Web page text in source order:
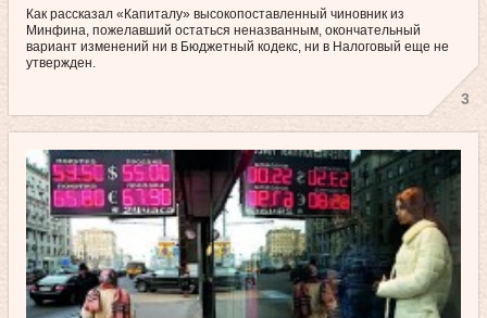
Как рассказал «Капиталу» высокопоставленный чиновник из
Минфина, пожелавший остаться неназванным, окончательный
вариант изменений ни в Бюджетный кодекс, ни в Налоговый еще не
утвержден.
3